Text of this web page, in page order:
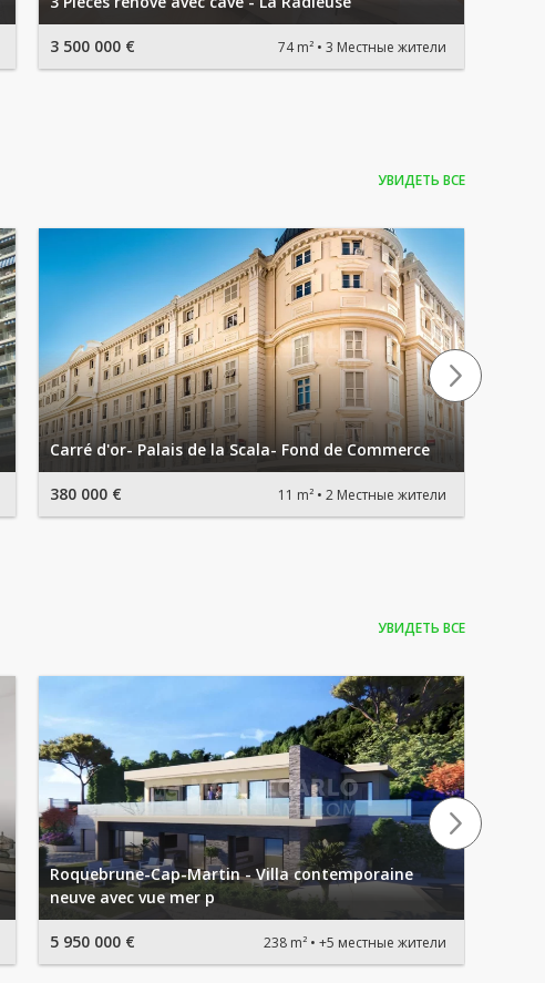
3 500 000 € 74 m² 3 Местные жители
УВИДЕТЬ ВСЕ
Carré d'or- Palais de la Scala- Fond de Commerce
380 000 € 11 m² 2 Местные жители
УВИДЕТЬ ВСЕ
Roquebrune-Cap-Martin - Villa contemporaine
neuve avec vue mer p
5 950 000 € 238 m² +5 местные жители